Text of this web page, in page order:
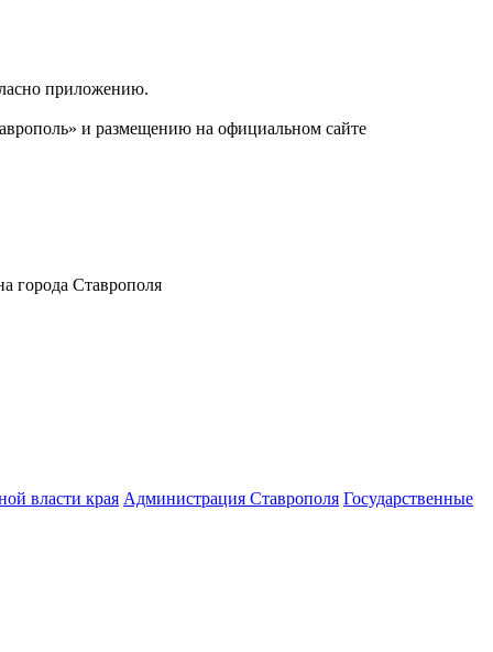
приложению.
и размещению на официальном сайте
города Ставрополя
власти края Администрация Ставрополя Государственные